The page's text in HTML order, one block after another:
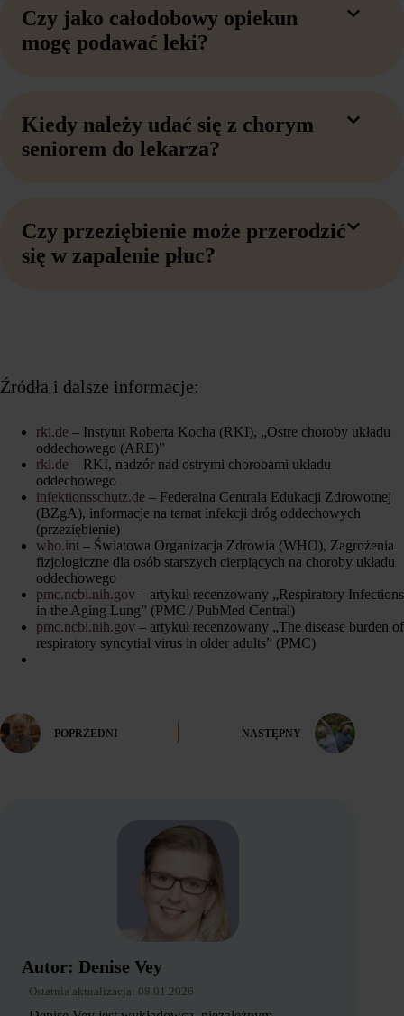
Czy jako całodobowy opiekun
mogę podawać leki?
Kiedy należy udać się z chorym
seniorem do lekarza?
Czy przeziębienie może przerodzić
się w zapalenie płuc?
Źródła i dalsze informacje:
rki.de – Instytut Roberta Kocha (RKI), „Ostre choroby układu
oddechowego (ARE)”
rki.de – RKI, nadzór nad ostrymi chorobami układu
oddechowego
infektionsschutz.de – Federalna Centrala Edukacji Zdrowotnej
(BZgA), informacje na temat infekcji dróg oddechowych
(przeziębienie)
who.int – Światowa Organizacja Zdrowia (WHO), Zagrożenia
fizjologiczne dla osób starszych cierpiących na choroby układu
oddechowego
pmc.ncbi.nih.gov – artykuł recenzowany „Respiratory Infections
in the Aging Lung” (PMC / PubMed Central)
pmc.ncbi.nih.gov – artykuł recenzowany „The disease burden of
respiratory syncytial virus in older adults” (PMC)
POPRZEDNI NASTĘPNY
Autor: Denise Vey
Ostatnia aktualizacja: 08.01.2026